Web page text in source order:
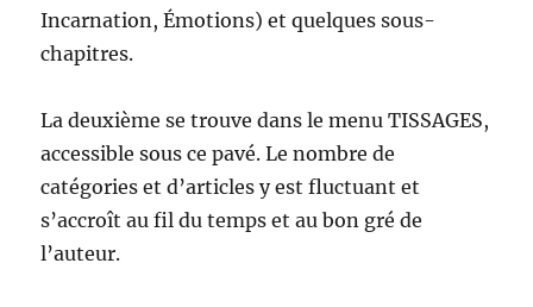
Incarnation, Émotions) et quelques sous-
chapitres.
La deuxième se trouve dans le menu TISSAGES,
accessible sous ce pavé. Le nombre de
catégories et d’articles y est fluctuant et
s’accroît au fil du temps et au bon gré de
l’auteur.